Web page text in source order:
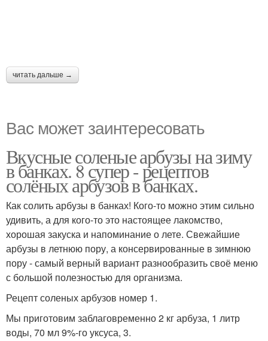
читать дальше →
Вас может заинтересовать
Вкусные соленые арбузы на зиму
в банках. 8 супер - рецептов
солёных арбузов в банках.
Как солить арбузы в банках! Кого-то можно этим сильно
удивить, а для кого-то это настоящее лакомство,
хорошая закуска и напоминание о лете. Свежайшие
арбузы в летнюю пору, а консервированные в зимнюю
пору - самый верный вариант разнообразить своё меню
с большой полезностью для организма.
Рецепт соленых арбузов номер 1.
Мы приготовим заблаговременно 2 кг арбуза, 1 литр
воды, 70 мл 9%-го уксуса, 3.